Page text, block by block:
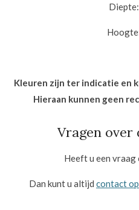
Kleuren zijn ter indicatie en
Hieraan kunnen geen
Vragen
Heeft u een
Dan kunt u altijd contact